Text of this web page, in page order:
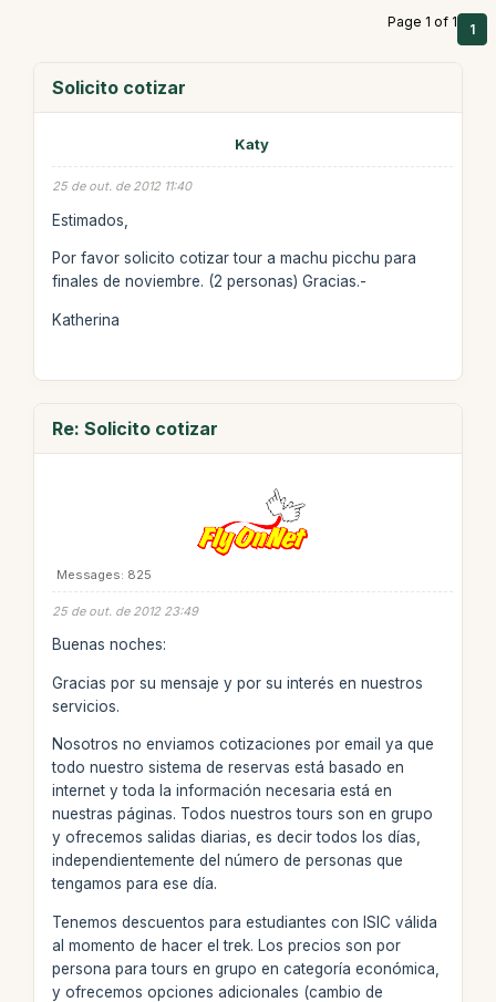
Page 1 of 1 1
Solicito cotizar
Katy
25 de out. de 2012 11:40
Estimados,
Por favor solicito cotizar tour a machu picchu para
finales de noviembre. (2 personas) Gracias.-
Katherina
Re: Solicito cotizar
Messages: 825
25 de out. de 2012 23:49
Buenas noches:
Gracias por su mensaje y por su interés en nuestros
servicios.
Nosotros no enviamos cotizaciones por email ya que
todo nuestro sistema de reservas está basado en
internet y toda la información necesaria está en
nuestras páginas. Todos nuestros tours son en grupo
y ofrecemos salidas diarias, es decir todos los días,
independientemente del número de personas que
tengamos para ese día.
Tenemos descuentos para estudiantes con ISIC válida
al momento de hacer el trek. Los precios son por
persona para tours en grupo en categoría económica,
y ofrecemos opciones adicionales (cambio de